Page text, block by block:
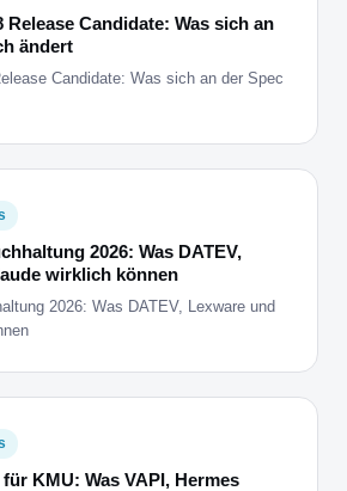
Release Candidate: Was sich an
ändert
Candidate: Was sich an der Spec
2026: Was DATEV,
wirklich können
2026: Was DATEV, Lexware und
KMU: Was VAPI, Hermes